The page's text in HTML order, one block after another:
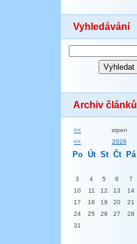
Vyhledávání
Archiv článků
<< srpen
<<
2026
Po Út St Čt Pá
3
4 5 6 7
10
11 12 13 14
17
18 19 20 21
24
25 26 27 28
31